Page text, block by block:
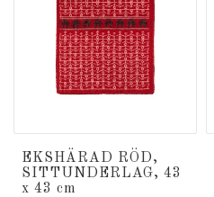
EKSHÄRAD RÖD,
SITTUNDERLAG, 43
x 43 cm